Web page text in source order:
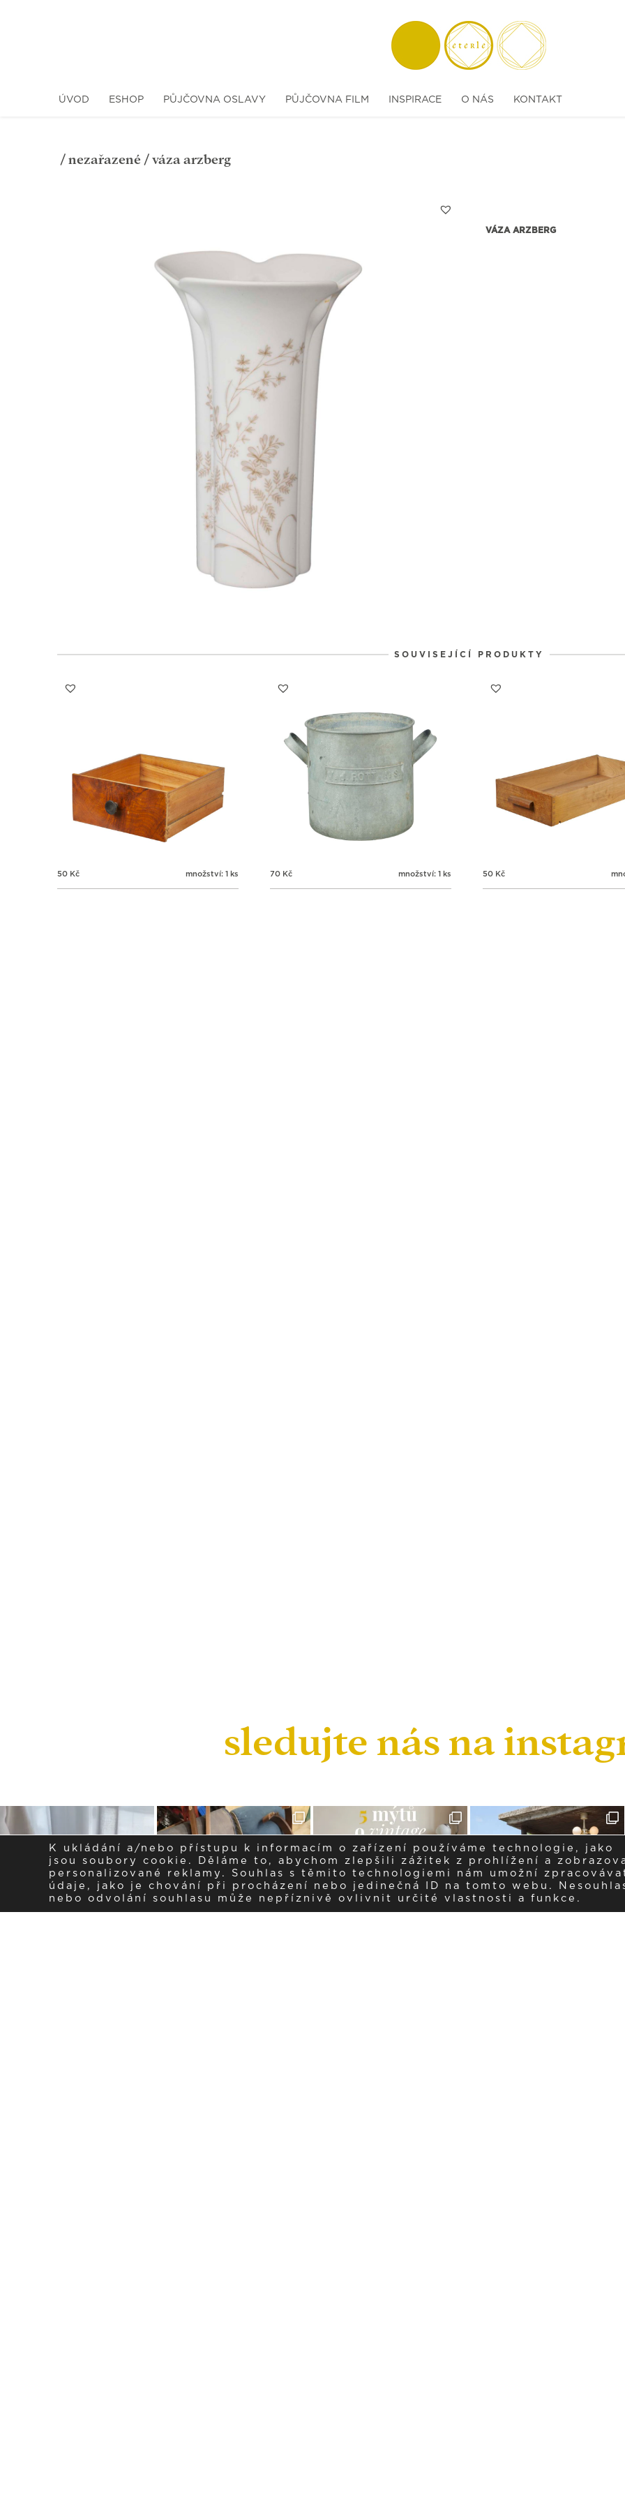
ÚVOD ESHOP PŮJČOVNA OSLAVY PŮJČOVNA FILM INSPIRACE O NÁS KONTAKT
/ nezařazené / váza arzberg
VÁZA ARZBERG
SOUVISEJÍCÍ PRODUKTY
50 Kč množství: 1 ks 70 Kč množství: 1 ks 50 Kč
sledujte nás na
K ukládání a/nebo přístupu k informacím o zařízení používáme technologie, jako
jsou soubory cookie. Děláme to, abychom zlepšili zážitek z prohlížení a
personalizované reklamy. Souhlas s těmito technologiemi nám umožní
údaje, jako je chování při procházení nebo jedinečná ID na tomto webu.
nebo odvolání souhlasu může nepříznivě ovlivnit určité vlastnosti a funkce.